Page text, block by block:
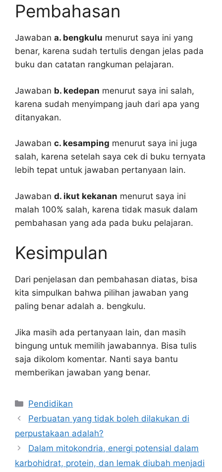
Pembahasan
Jawaban a. bengkulu menurut saya ini yang
benar, karena sudah tertulis dengan jelas pada
buku dan catatan rangkuman pelajaran.
Jawaban b. kedepan menurut saya ini salah,
karena sudah menyimpang jauh dari apa yang
ditanyakan.
Jawaban c. kesamping menurut saya ini juga
salah, karena setelah saya cek di buku ternyata
lebih tepat untuk jawaban pertanyaan lain.
Jawaban d. ikut kekanan menurut saya ini
malah 100% salah, karena tidak masuk dalam
pembahasan yang ada pada buku pelajaran.
Kesimpulan
Dari penjelasan dan pembahasan diatas, bisa
kita simpulkan bahwa pilihan jawaban yang
paling benar adalah a. bengkulu.
Jika masih ada pertanyaan lain, dan masih
bingung untuk memilih jawabannya. Bisa tulis
saja dikolom komentar. Nanti saya bantu
memberikan jawaban yang benar.
Kategori
Pendidikan
Perbuatan yang tidak boleh dilakukan di
perpustakaan adalah?
Dalam mitokondria, energi potensial dalam
karbohidrat, protein, dan lemak diubah menjadi